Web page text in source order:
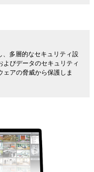
多層的なセキュリティ設
よびデータのセキュリティ
ェアの脅威から保護しま